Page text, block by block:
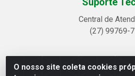
O nosso site coleta cookies
Central de
(27) 99769-
Linhavix Distribuidora LTDA -